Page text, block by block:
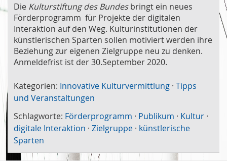
Die Kulturstiftung des Bundesbringt ein neues
Förderprogramm für Projekte der digitalen
Interaktion auf den Weg. Kulturinstitutionen der
künstlerischen Sparten sollen motiviert werden ihre
Beziehung zur eigenen Zielgruppe neu zu denken.
Anmeldefrist ist der 30.September 2020.
Kategorien: Innovative Kulturvermittlung · Tipps
und Veranstaltungen
Schlagworte: Förderprogramm · Publikum · Kultur ·
digitale Interaktion · Zielgruppe · künstlerische
Sparten